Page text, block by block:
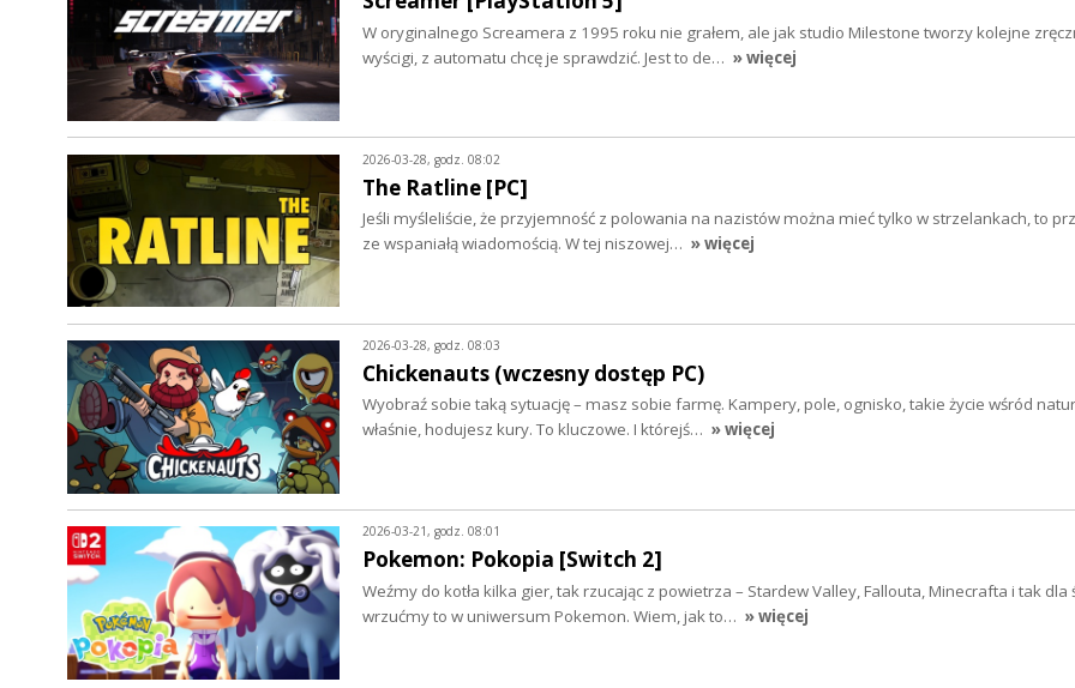
W oryginalnego Screamera z 1995 roku nie grałem, ale jak studio Milestone tworzy kolejne
wyścigi, z automatu chcę je sprawdzić. Jest to de… » więcej
2026-03-28, godz. 08:02
The Ratline [PC]
Jeśli myśleliście, że przyjemność z polowania na nazistów można mieć tylko w strzelankach, to
ze wspaniałą wiadomością. W tej niszowej… » więcej
2026-03-28, godz. 08:03
Chickenauts (wczesny dostęp PC)
Wyobraź sobie taką sytuację – masz sobie farmę. Kampery, pole, ognisko, takie życie wśród
właśnie, hodujesz kury. To kluczowe. I którejś… » więcej
2026-03-21, godz. 08:01
Pokemon: Pokopia [Switch 2]
Weźmy do kotła kilka gier, tak rzucając z powietrza – Stardew Valley, Fallouta, Minecrafta i tak dla
wrzućmy to w uniwersum Pokemon. Wiem, jak to… » więcej